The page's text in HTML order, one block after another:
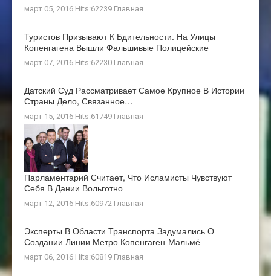
март 05, 2016 Hits:62239 Главная
Туристов Призывают К Бдительности. На Улицы
Копенгагена Вышли Фальшивые Полицейские
март 07, 2016 Hits:62230 Главная
Датский Суд Рассматривает Самое Крупное В Истории
Страны Дело, Связанное…
март 15, 2016 Hits:61749 Главная
Парламентарий Считает, Что Исламисты Чувствуют
Себя В Дании Вольготно
март 12, 2016 Hits:60972 Главная
Эксперты В Области Транспорта Задумались О
Создании Линии Метро Копенгаген-Мальмё
март 06, 2016 Hits:60819 Главная